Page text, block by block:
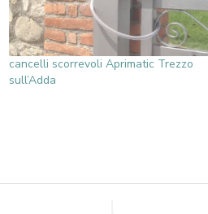
cancelli scorrevoli Aprimatic Trezzo
sull’Adda